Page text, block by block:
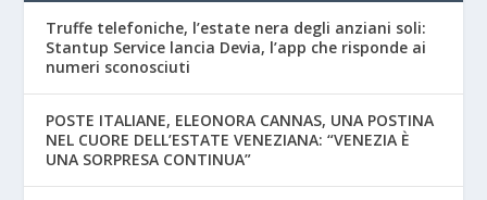
Truffe telefoniche, l’estate nera degli anziani soli:
Stantup Service lancia Devia, l’app che risponde ai
numeri sconosciuti
POSTE ITALIANE, ELEONORA CANNAS, UNA POSTINA
NEL CUORE DELL’ESTATE VENEZIANA: “VENEZIA È
UNA SORPRESA CONTINUA”